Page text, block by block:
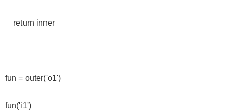
return inner
fun = outer('o1')
fun('i1')